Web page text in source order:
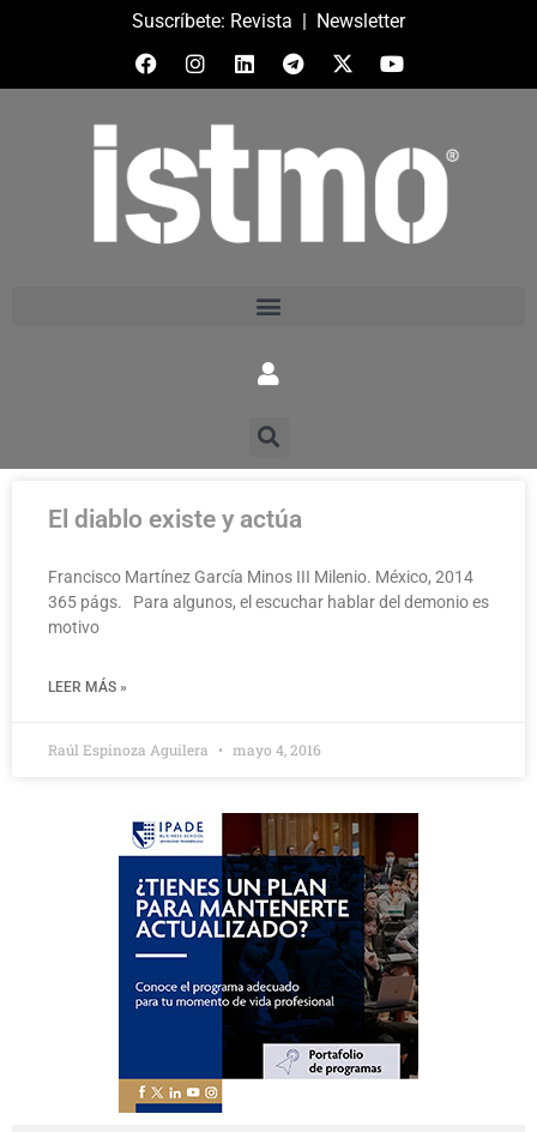
Suscríbete: Revista | Newsletter
El diablo existe y actúa
Francisco Martínez García Minos III Milenio. México, 2014
365 págs. Para algunos, el escuchar hablar del demonio es
motivo
LEER MÁS »
Raúl Espinoza Aguilera mayo 4, 2016